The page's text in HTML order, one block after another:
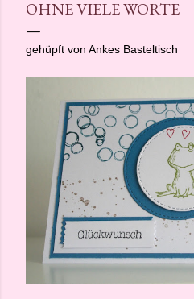
OHNE VIELE WORTE
gehüpft von Ankes Basteltisch